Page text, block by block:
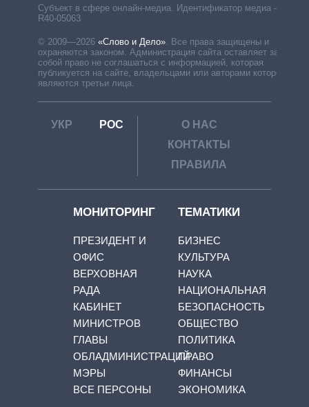
Субъект в сфере онлайн-медиа. Идентификатор медиа –
R40-05063
© 2009—2026 «Слово и Дело». Все права защищены и
охраняются законом. Администрация сайта оставляет за
собой право не соглашаться с информацией, которая
публикуется на сайте, владельцами или авторами которой
являются третьи лица.
УКР РОС
О НАС
КОНТАКТЫ
ПРАВИЛА
МОНИТОРИНГ
ПРЕЗИДЕНТ И
ОФИС
ВЕРХОВНАЯ
РАДА
КАБИНЕТ
МИНИСТРОВ
ГЛАВЫ
ОБЛАДМИНИСТРАЦИЙ
МЭРЫ
ВСЕ ПЕРСОНЫ
ТЕМАТИКИ
БИЗНЕС
КУЛЬТУРА
НАУКА
НАЦИОНАЛЬНАЯ
БЕЗОПАСНОСТЬ
ОБЩЕСТВО
ПОЛИТИКА
ПРАВО
ФИНАНСЫ
ЭКОНОМИКА